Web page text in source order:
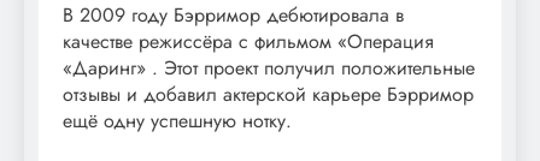
В 2009 году Бэрримор дебютировала в
качестве режиссёра с фильмом «Операция
«Даринг» . Этот проект получил положительные
отзывы и добавил актерской карьере Бэрримор
ещё одну успешную нотку.